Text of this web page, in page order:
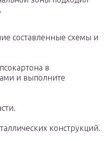
составленные схемы и
в
и выполните
конструкций.